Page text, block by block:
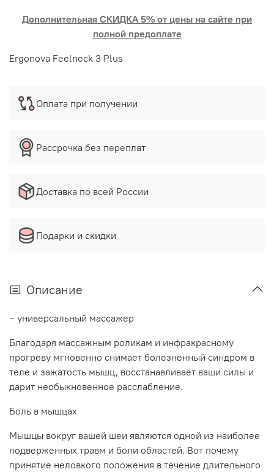
Дополнительная СКИДКА 5% от цены на сайте при
полной предоплате
Ergonova Feelneck 3 Plus
Оплата при получении
Рассрочка без переплат
Доставка по всей России
Подарки и скидки
Описание
– универсальный массажер
Благодаря массажным роликам и инфракрасному
прогреву мгновенно снимает болезненный синдром в
теле и зажатость мышц, восстанавливает ваши силы и
дарит необыкновенное расслабление.
Боль в мышцах
Мышцы вокруг вашей шеи являются одной из наиболее
подверженных травм и боли областей. Вот почему
принятие неловкого положения в течение длительного